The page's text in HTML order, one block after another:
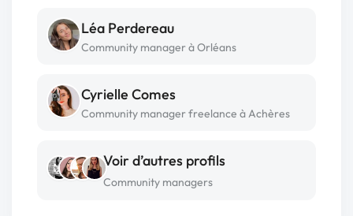
Léa Perdereau
Community manager à Orléans
Cyrielle Comes
Community manager freelance à Achères
Voir d’autres profils
Community managers